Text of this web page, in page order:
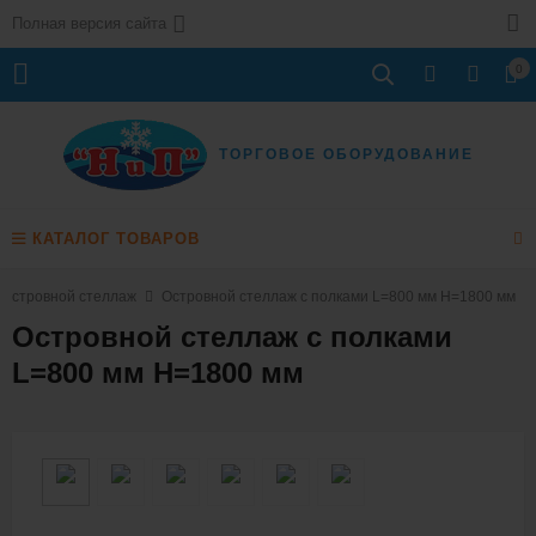
Полная версия сайта
ТОРГОВОЕ ОБОРУДОВАНИЕ
КАТАЛОГ ТОВАРОВ
Островной стеллаж Островной стеллаж с полками L=800 мм H=1800 мм
Островной стеллаж с полками
L=800 мм H=1800 мм